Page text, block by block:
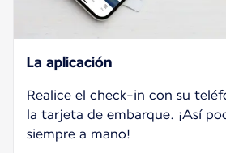
La aplicación
Realice el check-in con su
la tarjeta de embarque. ¡Así
siempre a mano!